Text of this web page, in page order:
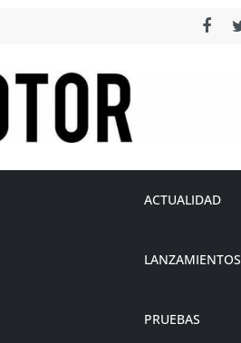
ACTUALIDAD
LANZAMIENTOS
PRUEBAS